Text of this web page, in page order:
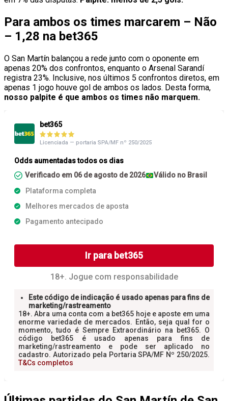
Para ambos os times marcarem – Não
– 1,28 na bet365
O San Martín balançou a rede junto com o oponente em
apenas 20% dos confrontos, enquanto o Arsenal Sarandí
registra 23%. Inclusive, nos últimos 5 confrontos diretos, em
apenas 1 jogo houve gol de ambos os lados. Desta forma,
nosso palpite é que ambos os times não marquem.